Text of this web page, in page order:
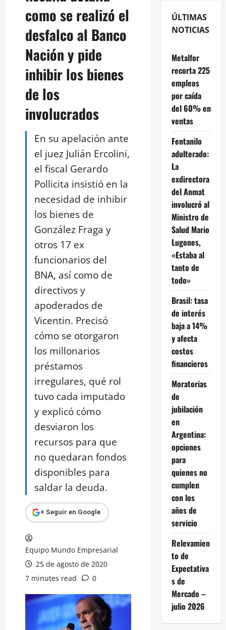
como se realizó el
desfalco al Banco
Nación y pide
inhibir los bienes
de los
involucrados
En su apelación ante
el juez Julián Ercolini,
el fiscal Gerardo
Pollicita insistió en la
necesidad de inhibir
los bienes de
González Fraga y
otros 17 ex
funcionarios del
BNA, así como de
directivos y
apoderados de
Vicentin. Precisó
cómo se otorgaron
los millonarios
préstamos
irregulares, qué rol
tuvo cada imputado
y explicó cómo
desviaron los
recursos para que
no quedaran fondos
disponibles para
saldar la deuda.
+ Seguir en Google
Equipo Mundo Empresarial
25 de agosto de 2020
7 minutes read
0
ÚLTIMAS
NOTICIAS
Metalfor
recorta 225
empleos
por caída
del 60% en
ventas
Fentanilo
adulterado:
La
exdirectora
del Anmat
involucró al
Ministro de
Salud Mario
Lugones,
«Estaba al
tanto de
todo»
Brasil: tasa
de interés
baja a 14%
y afecta
costos
financieros
Moratorias
de
jubilación
en
Argentina:
opciones
para
quienes no
cumplen
con los
años de
servicio
Relevamien
to de
Expectativa
s de
Mercado –
julio 2026